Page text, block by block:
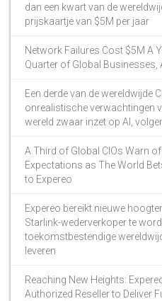
dan een kwart van de
prijskaartje van $5M per jaar
Network Failures Cost $5M A
Quarter of Global Businesses,
Een derde van de wereldwijde
onrealistische verwachtingen
wereld zwaar inzet op AI,
A Third of Global CIOs Warn
Expectations as The World
to Expereo
Expereo bereikt nieuwe
Starlink-wederverkoper te
toekomstbestendige
leveren
Reaching New Heights:
Authorized Reseller to Deliver